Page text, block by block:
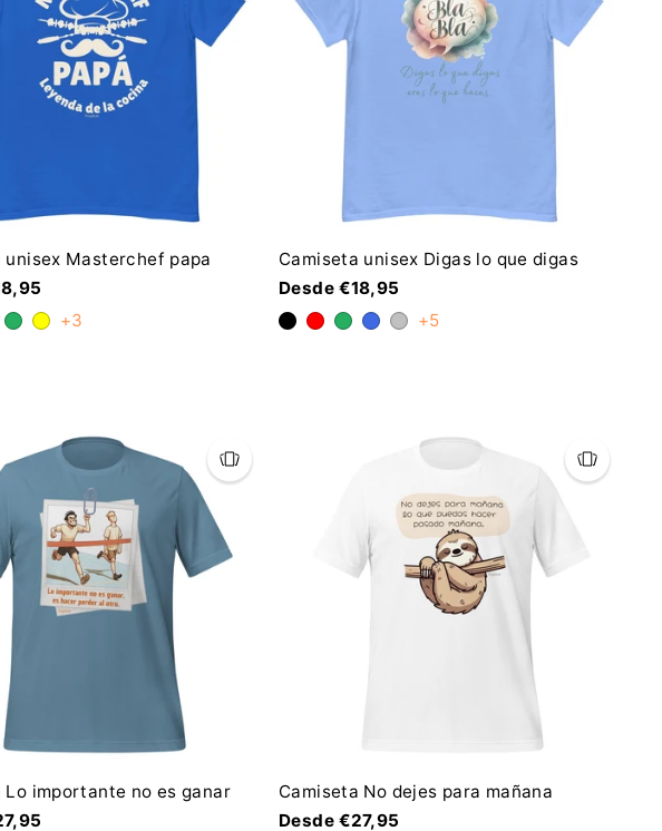
unisex Masterchef papa
+3
Camiseta unisex Digas lo que digas
Desde €18,95
+5
Lo importante no es ganar
Camiseta No dejes para mañana
Desde €27,95